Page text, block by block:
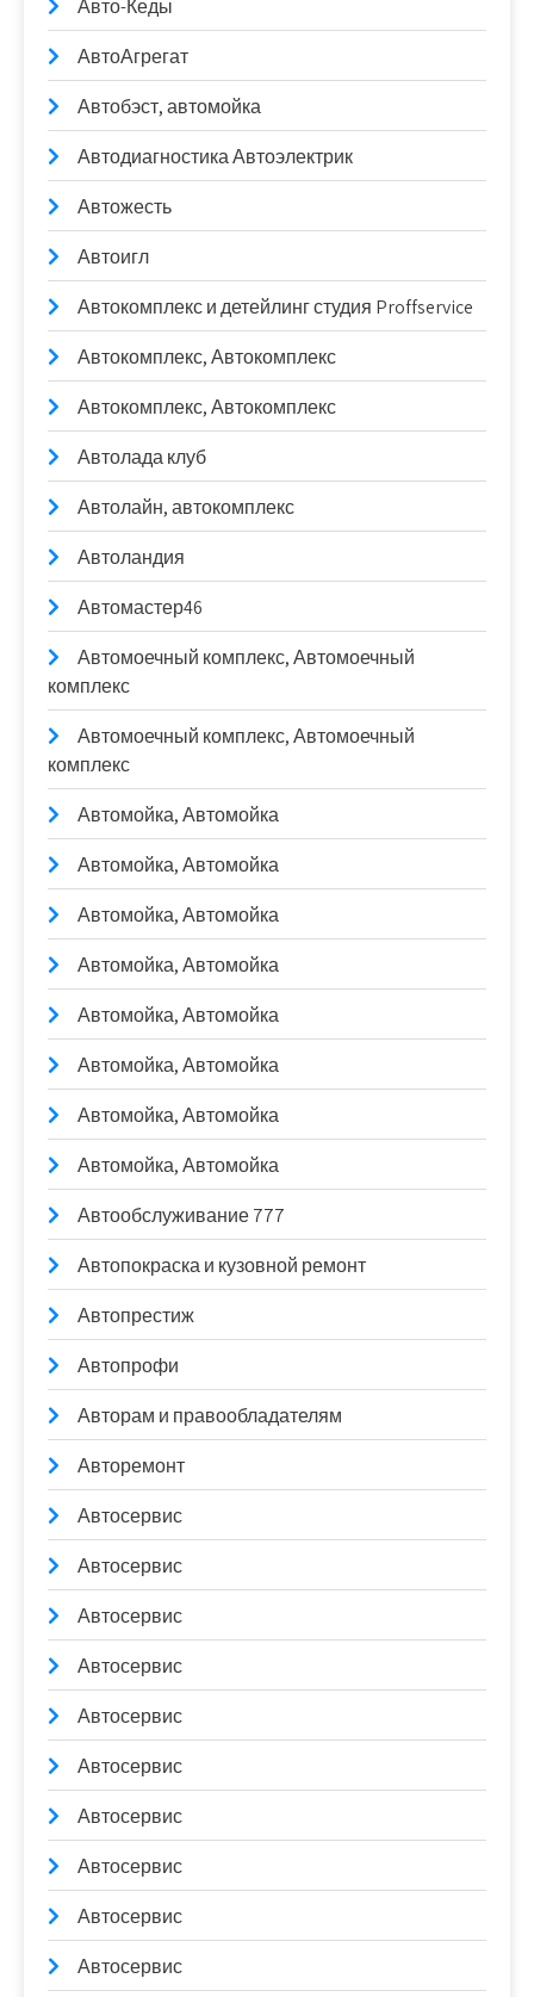
Авто-Кеды
АвтоАгрегат
Автобэст, автомойка
Автодиагностика Автоэлектрик
Автожесть
Автоигл
Автокомплекс и детейлинг студия Proffservice
Автокомплекс, Автокомплекс
Автокомплекс, Автокомплекс
Автолада клуб
Автолайн, автокомплекс
Автоландия
Автомастер46
Автомоечный комплекс, Автомоечный
комплекс
Автомоечный комплекс, Автомоечный
комплекс
Автомойка, Автомойка
Автомойка, Автомойка
Автомойка, Автомойка
Автомойка, Автомойка
Автомойка, Автомойка
Автомойка, Автомойка
Автомойка, Автомойка
Автомойка, Автомойка
Автообслуживание 777
Автопокраска и кузовной ремонт
Автопрестиж
Автопрофи
Авторам и правообладателям
Авторемонт
Автосервис
Автосервис
Автосервис
Автосервис
Автосервис
Автосервис
Автосервис
Автосервис
Автосервис
Автосервис